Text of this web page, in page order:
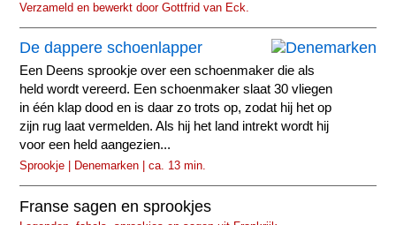
Verzameld en bewerkt door Gottfrid van Eck.
De dappere schoenlapper
Een Deens sprookje over een schoenmaker die als
held wordt vereerd. Een schoenmaker slaat 30 vliegen
in één klap dood en is daar zo trots op, zodat hij het op
zijn rug laat vermelden. Als hij het land intrekt wordt hij
voor een held aangezien...
Sprookje | Denemarken | ca. 13 min.
Franse sagen en sprookjes